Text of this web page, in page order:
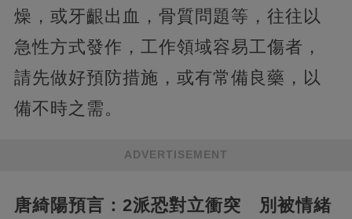
燥，或牙齦出血，骨質問題等，往往以
急性方式發作，工作領域容易工傷者，
請先做好預防措施，或有常備良藥，以
備不時之需。
ADVERTISEMENT
唐綺陽預言：2派恐對立衝突 別被情緒